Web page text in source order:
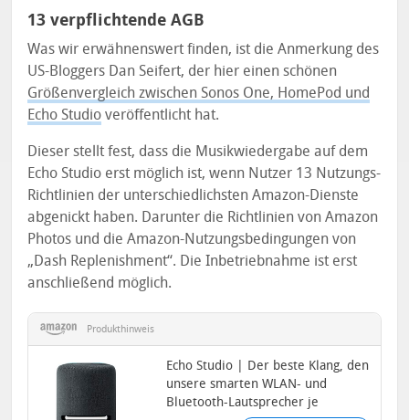
13 verpflichtende AGB
Was wir erwähnenswert finden, ist die Anmerkung des
US-Bloggers Dan Seifert, der hier einen schönen
Größenvergleich zwischen Sonos One, HomePod und
Echo Studio veröffentlicht hat.
Dieser stellt fest, dass die Musikwiedergabe auf dem
Echo Studio erst möglich ist, wenn Nutzer 13 Nutzungs-
Richtlinien der unterschiedlichsten Amazon-Dienste
abgenickt haben. Darunter die Richtlinien von Amazon
Photos und die Amazon-Nutzungsbedingungen von
„Dash Replenishment“. Die Inbetriebnahme ist erst
anschließend möglich.
Produkthinweis
Echo Studio | Der beste Klang, den
unsere smarten WLAN- und
Bluetooth-Lautsprecher je